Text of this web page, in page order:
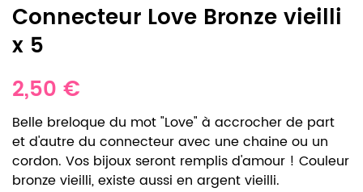
Connecteur Love Bronze vieilli
x 5
2,50 €
Belle breloque du mot "Love" à accrocher de part
et d'autre du connecteur avec une chaine ou un
cordon. Vos bijoux seront remplis d'amour ! Couleur
bronze vieilli, existe aussi en argent vieilli.